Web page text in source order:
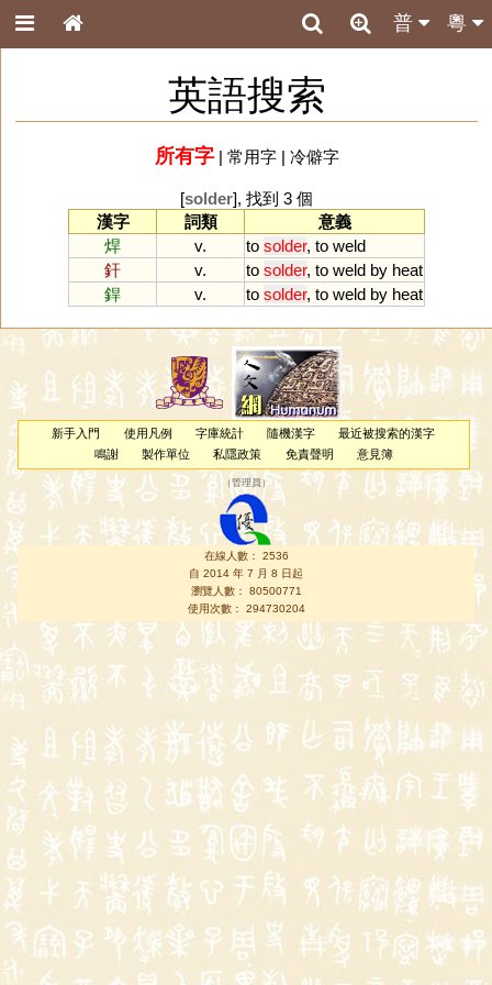
粵
普
英語搜索
所有字| 常用字| 冷僻字
[solder], 找到 3 個
漢字
詞類
意義
焊
v. to solder, to weld
釬
v. to solder, to weld by heat
銲
v. to solder, to weld by heat
新手入門 使用凡例 字庫統計 隨機漢字
最近被搜索的漢字
鳴謝
製作單位 私隱政策 免責聲明 意見簿
（管理員 ）
在線人數： 2536
自 2014 年 7 月 8 日起
瀏覽人數： 80500771
使用次數： 294730204